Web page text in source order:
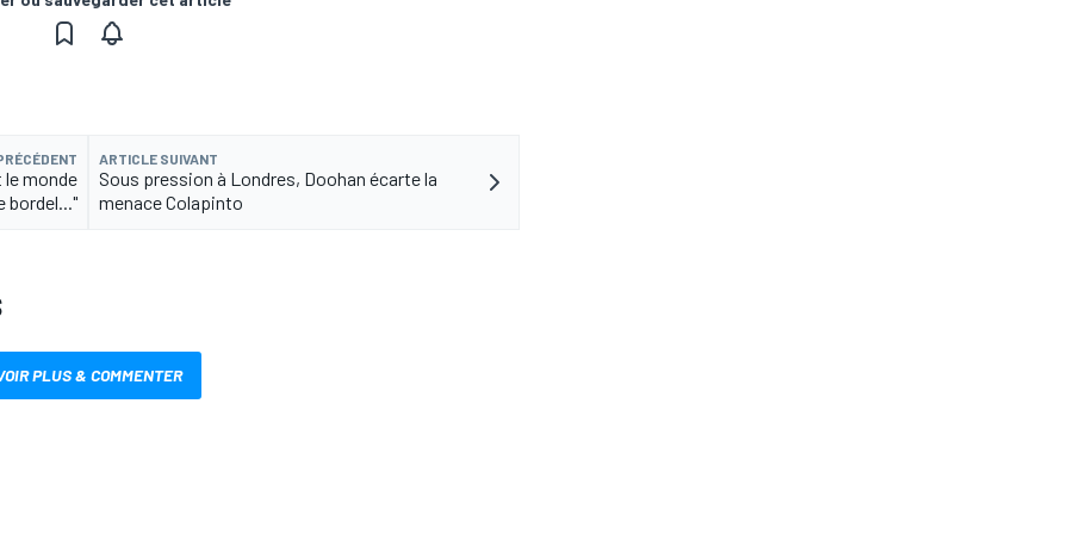
le monde
bordel..."
ARTICLE SUIVANT
Sous pression à Londres, Doohan écarte la
menace Colapinto
PLUS & COMMENTER